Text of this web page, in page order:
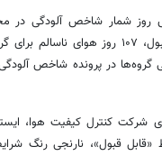
گروه‌ها در پرونده شاخص
شرکت کنترل کیفیت هوا،
قبول»، نارنجی‌ رنگ